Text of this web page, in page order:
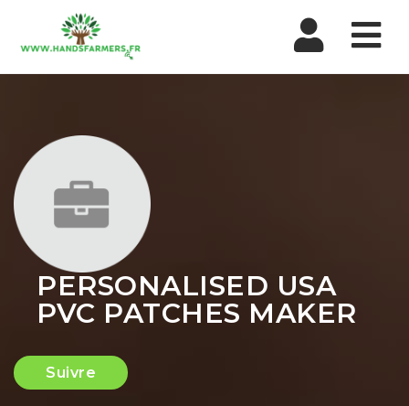
PERSONALISED USA
PVC PATCHES MAKER
Suivre